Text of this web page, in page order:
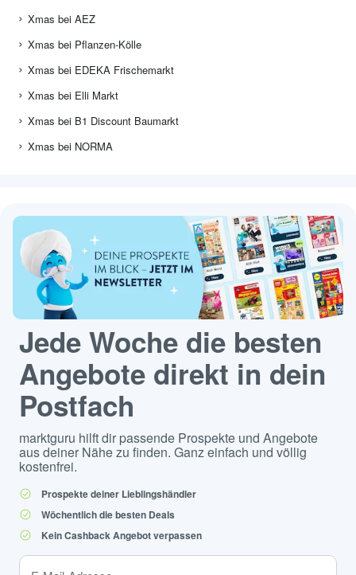
Xmas bei AEZ
Xmas bei Pflanzen-Kölle
Xmas bei EDEKA Frischemarkt
Xmas bei Elli Markt
Xmas bei B1 Discount Baumarkt
Xmas bei NORMA
Jede Woche die besten
Angebote direkt in dein
Postfach
marktguru hilft dir passende Prospekte und Angebote
aus deiner Nähe zu finden. Ganz einfach und völlig
kostenfrei.
Prospekte deiner Lieblingshändler
Wöchentlich die besten Deals
Kein Cashback Angebot verpassen